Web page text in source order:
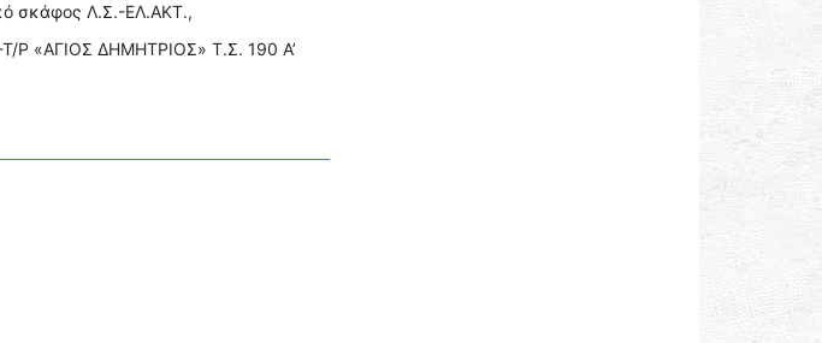
σκάφος Λ.Σ.-ΕΛ.ΑΚΤ.,
Τ/Ρ «ΑΓΙΟΣ ΔΗΜΗΤΡΙΟΣ» Τ.Σ. 190 Α’